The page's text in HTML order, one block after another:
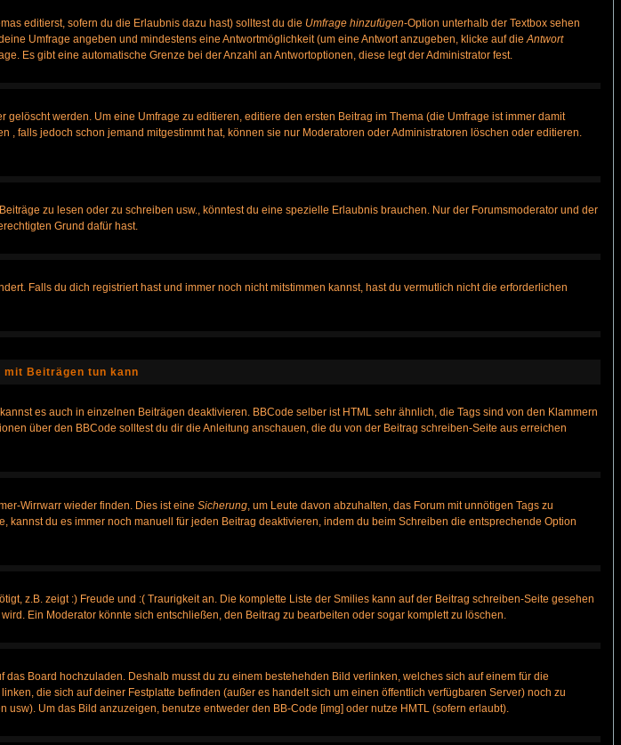
editierst, sofern du die Erlaubnis dazu hast) solltest du die Umfrage hinzufügen-Option unterhalb der Textbox sehen
Umfrage angeben und mindestens eine Antwortmöglichkeit (um eine Antwort anzugeben, klicke auf dieAntwort
Es gibt eine automatische Grenze bei der Anzahl an Antwortoptionen, diese legt der Administrator fest.
werden. Um eine Umfrage zu editieren, editiere den ersten Beitrag im Thema (die Umfrage ist immer damit
falls jedoch schon jemand mitgestimmt hat, können sie nur Moderatoren oder Administratoren löschen oder editieren.
zu lesen oder zu schreiben usw., könntest du eine spezielle Erlaubnis brauchen. Nur der Forumsmoderator und der
Grund dafür hast.
Falls du dich registriert hast und immer noch nicht mitstimmen kannst, hast du vermutlich nicht die erforderlichen
mit Beiträgen tun kann
es auch in einzelnen Beiträgen deaktivieren. BBCode selber ist HTML sehr ähnlich, die Tags sind von den Klammern
über den BBCode solltest du dir die Anleitung anschauen, die du von der Beitrag schreiben-Seite aus erreichen
Wirrwarr wieder finden. Dies ist eine Sicherung, um Leute davon abzuhalten, das Forum mit unnötigen Tags zu
du es immer noch manuell für jeden Beitrag deaktivieren, indem du beim Schreiben die entsprechende Option
z.B. zeigt :) Freude und :( Traurigkeit an. Die komplette Liste der Smilies kann auf der Beitrag schreiben-Seite gesehen
Ein Moderator könnte sich entschließen, den Beitrag zu bearbeiten oder sogar komplett zu löschen.
Board hochzuladen. Deshalb musst du zu einem bestehehden Bild verlinken, welches sich auf einem für die
die sich auf deiner Festplatte befinden (außer es handelt sich um einen öffentlich verfügbaren Server) noch zu
Um das Bild anzuzeigen, benutze entweder den BB-Code [img] oder nutze HMTL (sofern erlaubt).